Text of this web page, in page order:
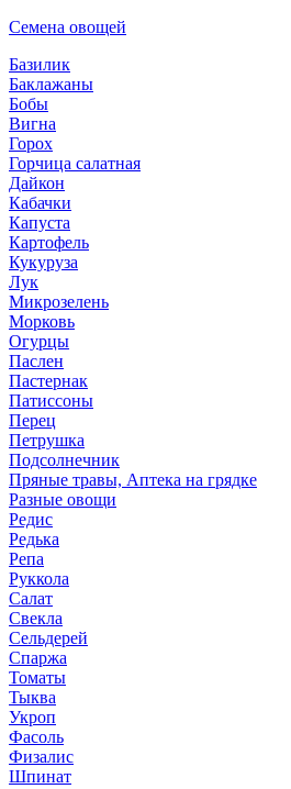
Семена овощей
Базилик
Баклажаны
Бобы
Вигна
Горох
Горчица салатная
Дайкон
Кабачки
Капуста
Картофель
Кукуруза
Лук
Микрозелень
Морковь
Огурцы
Паслен
Пастернак
Патиссоны
Перец
Петрушка
Подсолнечник
Пряные травы, Аптека на грядке
Разные овощи
Редис
Редька
Репа
Руккола
Салат
Свекла
Сельдерей
Спаржа
Томаты
Тыква
Укроп
Фасоль
Физалис
Шпинат